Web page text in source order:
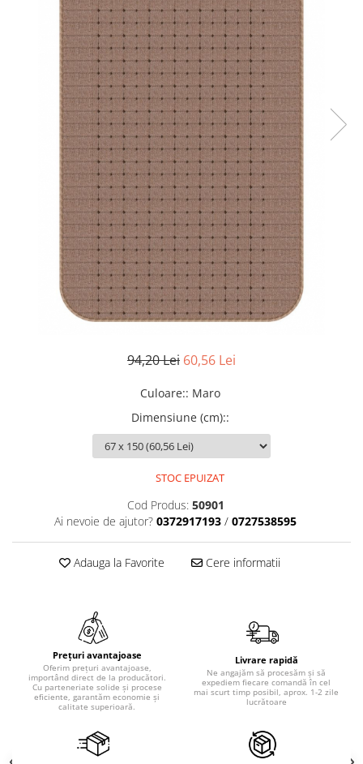
94,20 Lei 60,56 Lei
Culoare:: Maro
Dimensiune (cm)::
STOC EPUIZAT
Cod Produs: 50901
Ai nevoie de ajutor? 0372917193 / 0727538595
Adauga la Favorite Cere informatii
Prețuri avantajoase
Oferim prețuri avantajoase,
importând direct de la producători.
Cu parteneriate solide și procese
eficiente, garantăm economie și
calitate superioară.
Livrare rapidă
Ne angajăm să procesăm și să
expediem fiecare comandă în cel
mai scurt timp posibil, aprox. 1-2 zile
lucrătoare